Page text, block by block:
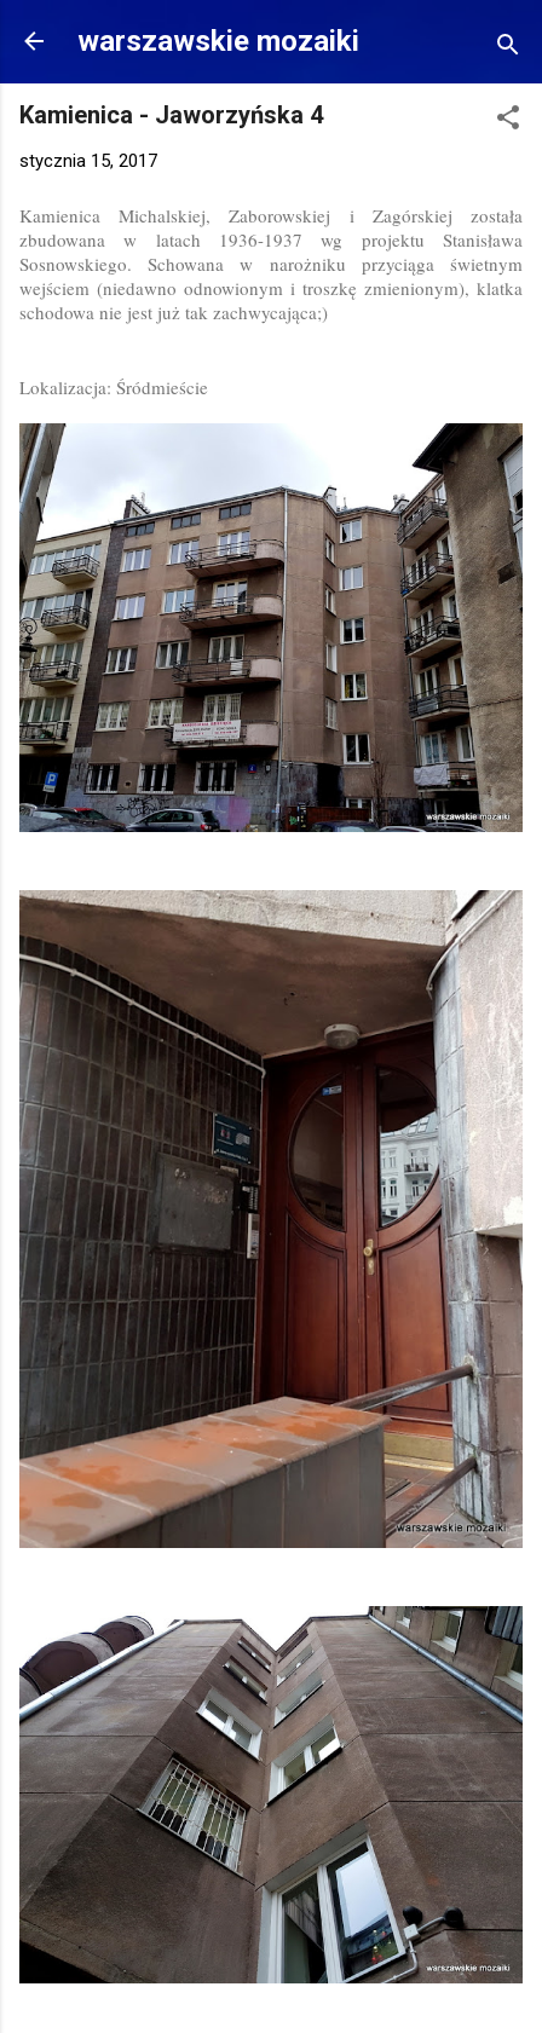
Przejdź do głównej zawartości
warszawskie mozaiki
Kamienica - Jaworzyńska 4
stycznia 15, 2017
Kamienica Michalskiej, Zaborowskiej i Zagórskiej została
zbudowana w latach 1936-1937 wg projektu Stanisława
Sosnowskiego. Schowana w narożniku przyciąga świetnym
wejściem (niedawno odnowionym i troszkę zmienionym), klatka
schodowa nie jest już tak zachwycająca;)
Lokalizacja: Śródmieście